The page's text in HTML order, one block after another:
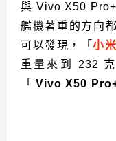
與 Vivo X50
艦機著重的方向
可以發現，「小
重量來到 232
「Vivo X50